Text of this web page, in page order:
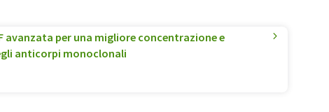
avanzata per una migliore concentrazione e
anticorpi monoclonali